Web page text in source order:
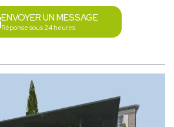
ENVOYER UN MESSAGE
Réponse sous 24 heures